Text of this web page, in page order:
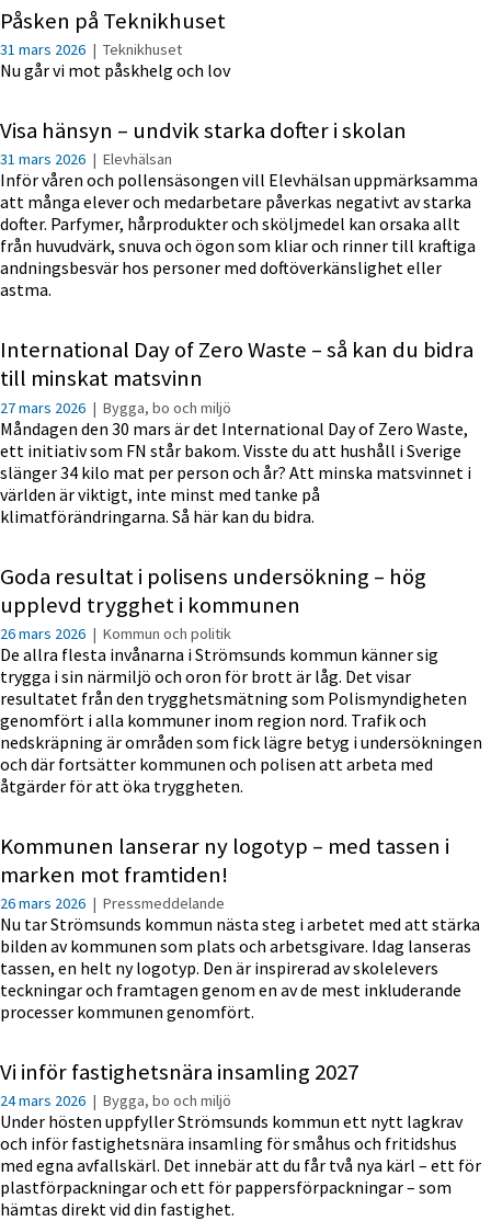
Påsken på Teknikhuset
31 mars 2026 | Teknikhuset
Nu går vi mot påskhelg och lov
Visa hänsyn – undvik starka dofter i skolan
31 mars 2026 | Elevhälsan
Inför våren och pollensäsongen vill Elevhälsan uppmärksamma
att många elever och medarbetare påverkas negativt av starka
dofter. Parfymer, hårprodukter och sköljmedel kan orsaka allt
från huvudvärk, snuva och ögon som kliar och rinner till kraftiga
andningsbesvär hos personer med doftöverkänslighet eller
astma.
International Day of Zero Waste – så kan du bidra
till minskat matsvinn
27 mars 2026 | Bygga, bo och miljö
Måndagen den 30 mars är det International Day of Zero Waste,
ett initiativ som FN står bakom. Visste du att hushåll i Sverige
slänger 34 kilo mat per person och år? Att minska matsvinnet i
världen är viktigt, inte minst med tanke på
klimatförändringarna. Så här kan du bidra.
Goda resultat i polisens undersökning – hög
upplevd trygghet i kommunen
26 mars 2026 | Kommun och politik
De allra flesta invånarna i Strömsunds kommun känner sig
trygga i sin närmiljö och oron för brott är låg. Det visar
resultatet från den trygghetsmätning som Polismyndigheten
genomfört i alla kommuner inom region nord. Trafik och
nedskräpning är områden som fick lägre betyg i undersökningen
och där fortsätter kommunen och polisen att arbeta med
åtgärder för att öka tryggheten.
Kommunen lanserar ny logotyp – med tassen i
marken mot framtiden!
26 mars 2026 | Pressmeddelande
Nu tar Strömsunds kommun nästa steg i arbetet med att stärka
bilden av kommunen som plats och arbetsgivare. Idag lanseras
tassen, en helt ny logotyp. Den är inspirerad av skolelevers
teckningar och framtagen genom en av de mest inkluderande
processer kommunen genomfört.
Vi inför fastighetsnära insamling 2027
24 mars 2026 | Bygga, bo och miljö
Under hösten uppfyller Strömsunds kommun ett nytt lagkrav
och inför fastighetsnära insamling för småhus och fritidshus
med egna avfallskärl. Det innebär att du får två nya kärl – ett för
plastförpackningar och ett för pappersförpackningar – som
hämtas direkt vid din fastighet.